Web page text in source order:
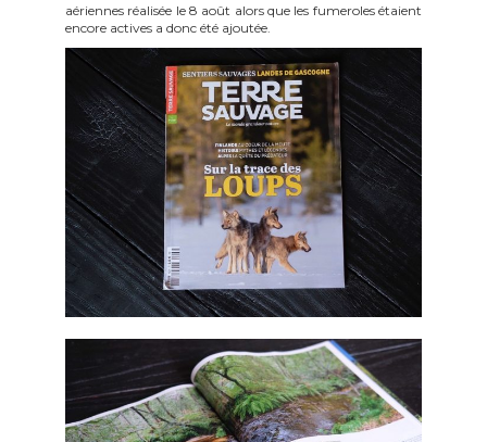
aériennes réalisée le 8 août alors que les fumeroles étaient
encore actives a donc été ajoutée.